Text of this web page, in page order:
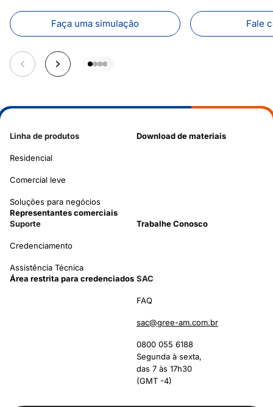
Faça uma simulação Fale
Linha de produtos
Residencial
Comercial leve
Soluções para negócios
Representantes comerciais
Download de materiais
Suporte
Credenciamento
Assistência Técnica
Trabalhe Conosco
Área restrita para credenciados SAC
FAQ
sac@gree-am.com.br
0800 055 6188
Segunda à sexta,
das 7 às 17h30
(GMT -4)